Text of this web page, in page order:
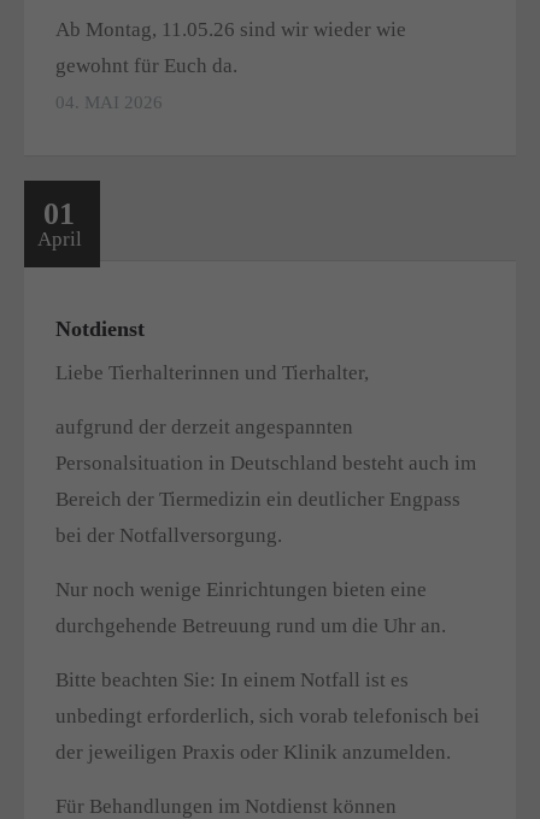
Ab Montag, 11.05.26 sind wir wieder wie
gewohnt für Euch da.
04. MAI 2026
01
April
Notdienst
Liebe Tierhalterinnen und Tierhalter,
aufgrund der derzeit angespannten
Personalsituation in Deutschland besteht auch im
Bereich der Tiermedizin ein deutlicher Engpass
bei der Notfallversorgung.
Nur noch wenige Einrichtungen bieten eine
durchgehende Betreuung rund um die Uhr an.
Bitte beachten Sie: In einem Notfall ist es
unbedingt erforderlich, sich vorab telefonisch bei
der jeweiligen Praxis oder Klinik anzumelden.
Für Behandlungen im Notdienst können